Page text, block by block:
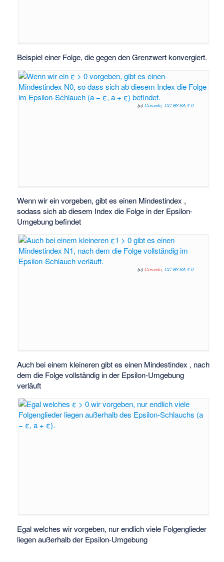
Beispiel einer Folge, die gegen den Grenzwertkonvergiert.
(c) Ceranilo, CC BY-SA 4.0
Wenn wir einvorgeben, gibt es einen Mindestindex ,
sodass sich ab diesem Index die Folge in der Epsilon-
Umgebungbefindet
(c) Ceranilo, CC BY-SA 4.0
Auch bei einem kleinerengibt es einen Mindestindex , nach
dem die Folge vollständig in der Epsilon-Umgebung
verläuft
Egal welcheswir vorgeben, nur endlich viele Folgenglieder
liegen außerhalb der Epsilon-Umgebung